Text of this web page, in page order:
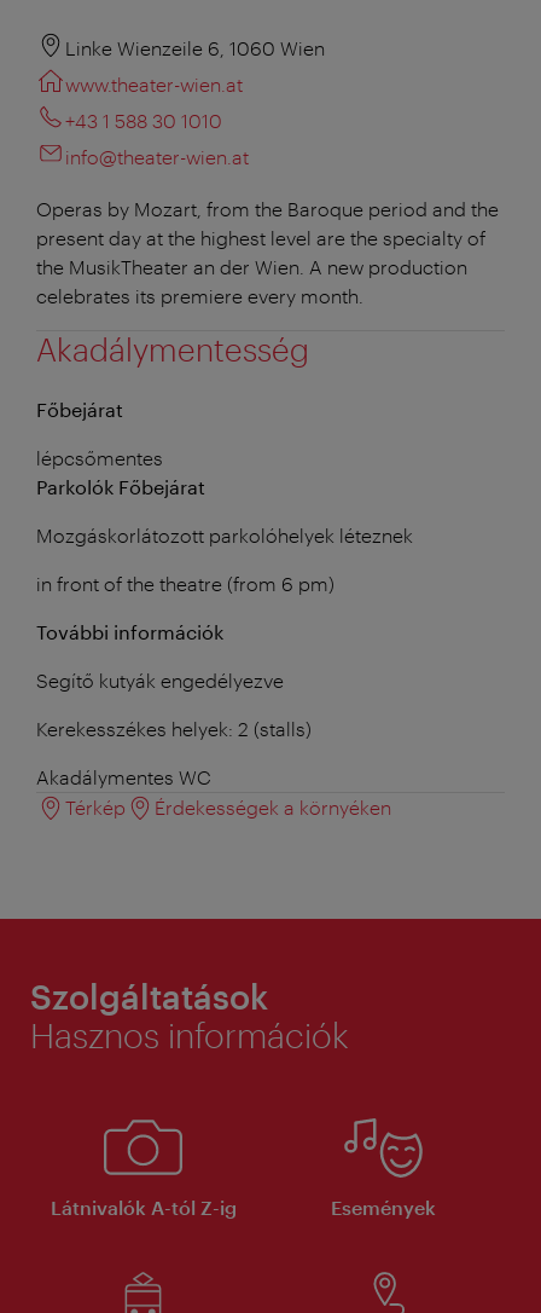
Linke Wienzeile 6, 1060 Wien
www.theater-wien.at
+43 1 588 30 1010
info@theater-wien.at
Operas by Mozart, from the Baroque period and the
present day at the highest level are the specialty of
the MusikTheater an der Wien. A new production
celebrates its premiere every month.
Akadálymentesség
Főbejárat
lépcsőmentes
Parkolók Főbejárat
Mozgáskorlátozott parkolóhelyek léteznek
in front of the theatre (from 6 pm)
További információk
Segítő kutyák engedélyezve
Kerekesszékes helyek: 2 (stalls)
Akadálymentes WC
Térkép
Érdekességek a környéken
Szolgáltatások
Hasznos információk
Látnivalók A-tól Z-ig Események